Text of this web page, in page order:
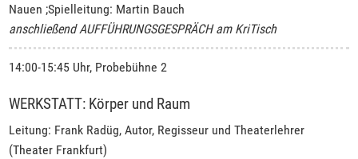
Nauen ;Spielleitung: Martin Bauch
anschließend AUFFÜHRUNGSGESPRÄCH am KriTisch
14:00-15:45 Uhr, Probebühne 2
WERKSTATT: Körper und Raum
Leitung: Frank Radüg, Autor, Regisseur und Theaterlehrer
(Theater Frankfurt)